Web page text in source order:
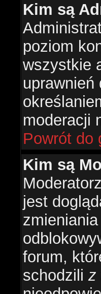
Kim są
poziom
wszystkie
uprawnień
moderacji
Powrót do
Kim są
jest
forum,
schodzili z